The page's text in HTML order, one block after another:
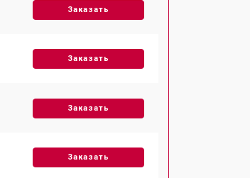
Заказать
Заказать
Заказать
Заказать